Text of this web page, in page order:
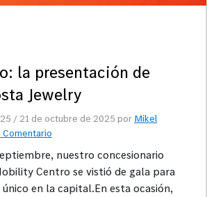
la presentación de
Jewelry
/ 21 de octubre de 2025 por Mikel
Comentario
nuestro concesionario
Centro se vistió de gala para
en la capital.En esta ocasión,